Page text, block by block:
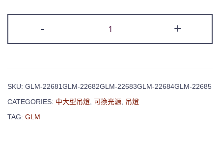
- +
SKU: GLM-22681GLM-22682GLM-22683GLM-22684GLM-22685
CATEGORIES: 中大型吊燈, 可換光源, 吊燈
TAG: GLM